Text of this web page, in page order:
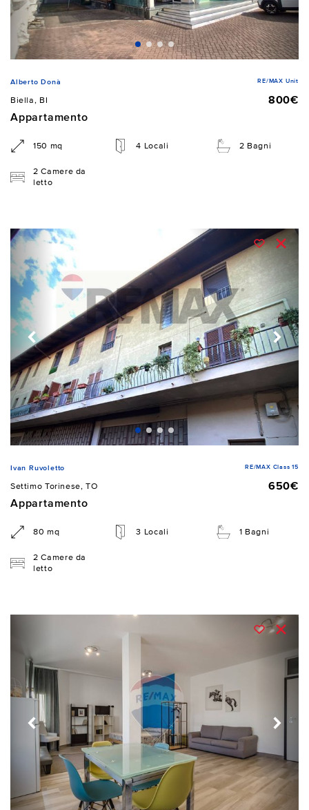
Alberto Donà RE/MAX Unit
Biella, BI
800€
Appartamento
150 mq 4 Locali 2 Bagni
2 Camere da
letto
Ivan Ruvoletto RE/MAX Class 15
Settimo Torinese, TO
650€
Appartamento
80 mq 3 Locali 1 Bagni
2 Camere da
letto